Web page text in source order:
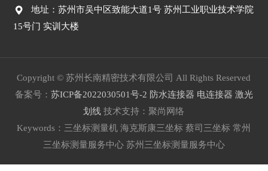
地址：苏州市吴中区致能大道1号 苏州工业职业技术学院
15号门 实训大楼
Copyright © 苏州长南精密技术有限公司 All Rights Reserved
备案号： 苏ICP备2022030501号-2 防水连接器 电连接器 激光
划线 技术支持：聚尚网络
Keywords：三坐标测量机 海克斯康三坐标 蔡司三坐标 常州
三坐标测量服务中心 苏州三坐标测量服务中心